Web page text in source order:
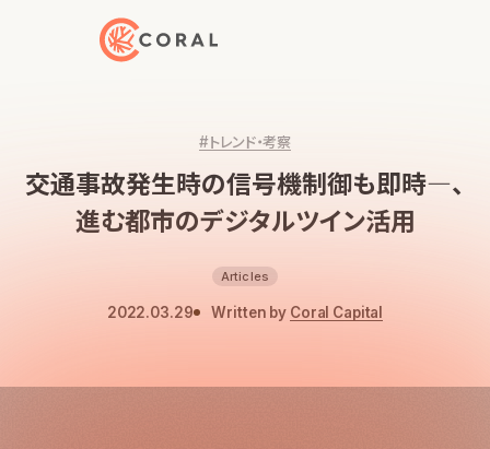
トップページへ戻る
#トレンド・考察
交通事故発生時の信号機制御も即時―、
進む都市のデジタルツイン活用
Articles
2022.03.29 Written by Coral Capital